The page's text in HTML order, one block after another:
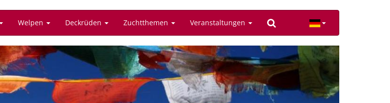
Welpen Deckrüden Zuchtthemen Veranstaltungen
Next